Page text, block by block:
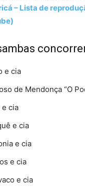
– Lista de
e cia
de Mendonça “O
cia
e cia
e cia
e cia
e cia